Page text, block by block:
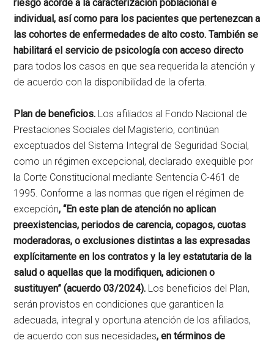
riesgo acorde a la caracterización poblacional e
individual, así como para los pacientes que pertenezcan a
las cohortes de enfermedades de alto costo. También se
habilitará el servicio de psicología con acceso directo
para todos los casos en que sea requerida la atención y
de acuerdo con la disponibilidad de la oferta.
Plan de beneficios. Los afiliados al Fondo Nacional de
Prestaciones Sociales del Magisterio, continúan
exceptuados del Sistema Integral de Seguridad Social,
como un régimen excepcional, declarado exequible por
la Corte Constitucional mediante Sentencia C-461 de
1995. Conforme a las normas que rigen el régimen de
excepción, “En este plan de atención no aplican
preexistencias, periodos de carencia, copagos, cuotas
moderadoras, o exclusiones distintas a las expresadas
explícitamente en los contratos y la ley estatutaria de la
salud o aquellas que la modifiquen, adicionen o
sustituyen” (acuerdo 03/2024). Los beneficios del Plan,
serán provistos en condiciones que garanticen la
adecuada, integral y oportuna atención de los afiliados,
de acuerdo con sus necesidades, en términos de